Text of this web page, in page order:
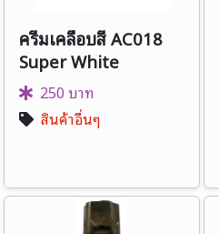
ครีมเคลือบสี AC018
Super White
250 บาท
สินค้าอื่นๆ